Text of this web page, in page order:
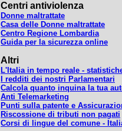
Centri antiviolenza
Donne maltrattate
Casa delle Donne maltrattate
Centro Regione Lombardia
Guida per la sicurezza online
Altri
L'Italia in tempo reale -
I redditi dei nostri Parlamentari
Calcola quanto inquina la tua
Anti Telemarketing
Punti sulla patente e
Riscossione di tributi non pagati
Corsi di lingue del comune -